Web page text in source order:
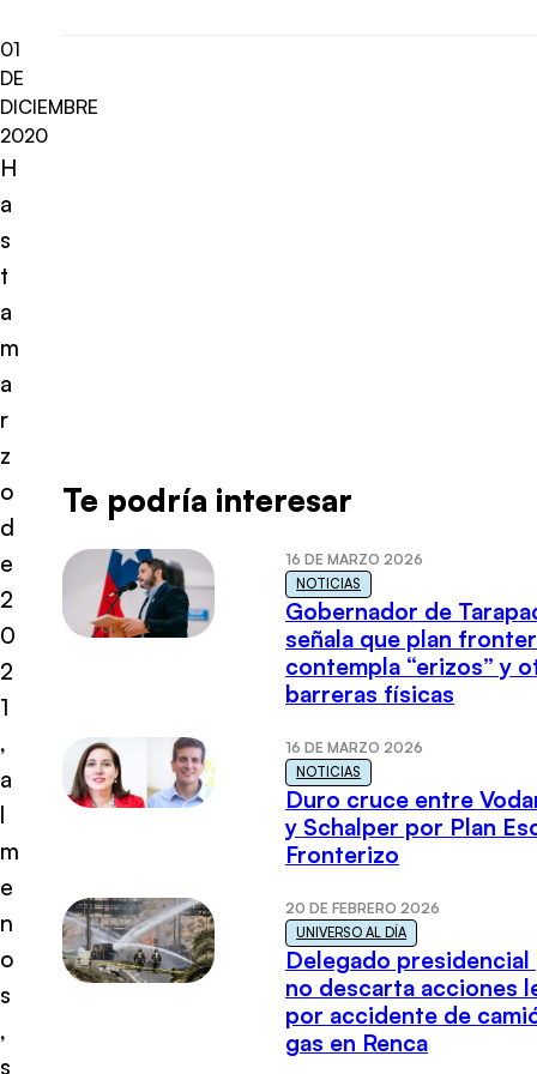
01
DE
DICIEMBRE
2020
H
a
s
t
a
m
a
r
z
o
d
e
2
0
2
1
,
a
l
m
e
n
o
s
,
s
Te podría interesar
16 DE MARZO 2026
NOTICIAS
Gobernador de
señala que plan
contempla “erizos” y
barreras físicas
16 DE MARZO 2026
NOTICIAS
Duro cruce entre
y Schalper por Plan
Fronterizo
20 DE FEBRERO 2026
UNIVERSO AL DÍA
Delegado presidencial
no descarta acciones
por accidente de
gas en Renca